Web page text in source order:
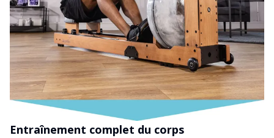
Entraînement complet du corps